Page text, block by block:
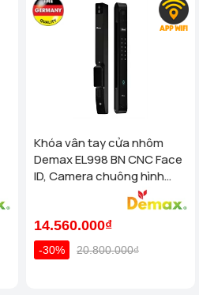
Khóa vân tay cửa nhôm
Demax EL998 BN CNC Face
ID, Camera chuông hình
chống nước của tiêu chuẩn
14.560.000₫
-30% 20.800.000₫